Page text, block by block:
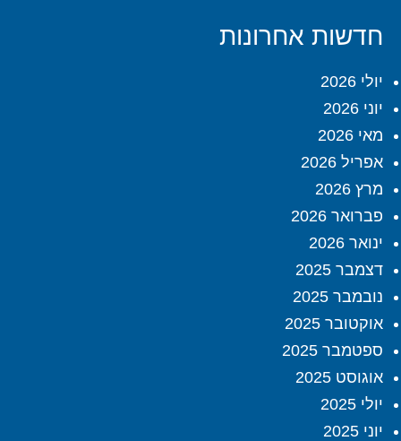
חדשות אחרונות
יולי 2026
יוני 2026
מאי 2026
אפריל 2026
מרץ 2026
פברואר 2026
ינואר 2026
דצמבר 2025
נובמבר 2025
אוקטובר 2025
ספטמבר 2025
אוגוסט 2025
יולי 2025
יוני 2025